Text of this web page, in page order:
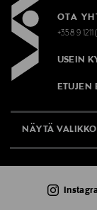
OTA
+358 9
USEIN
ETUJEN
NÄYTÄ VALIKKO
AJANKOHTAISTA